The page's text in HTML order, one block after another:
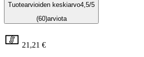
Tuotearvioiden keskiarvo4,5/5
(60)arviota
21,21 €